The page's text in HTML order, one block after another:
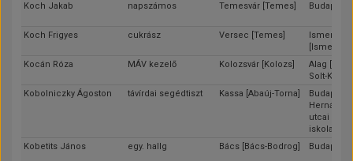
Koch Jakab napszámos Temesvár [Temes] Budapest
Koch Frigyes cukrász Versec [Temes]
Kocán Róza
MÁV kezelő Kolozsvár [Kolozs]
Alag
Solt-
Kobolniczky Ágoston
távírdai segédtiszt Kassa [Abaúj-Torna]
Budapest
Hernád
utcai
iskola)
Kobetits János
egy. hallg Bács [Bács-Bodrog] Budapest